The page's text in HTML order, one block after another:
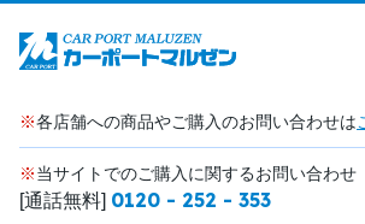
※各店舗への商品やご購入のお問い合わせは
※当サイトでのご購入に関するお問い合わせ
[通話無料] 0120 - 252 - 353